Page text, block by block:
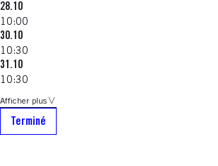
28.10
10:00
30.10
10:30
31.10
10:30
Afficher plus
Terminé